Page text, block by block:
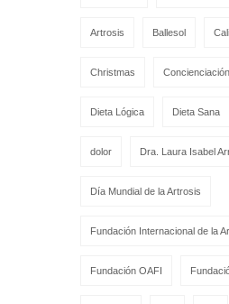
Artrosis Ballesol
Christmas Concienciación
Dieta Lógica Dieta Sana
dolor Dra. Laura Isabel
Día Mundial de la Artrosis
Fundación Internacional de la
Fundación OAFI